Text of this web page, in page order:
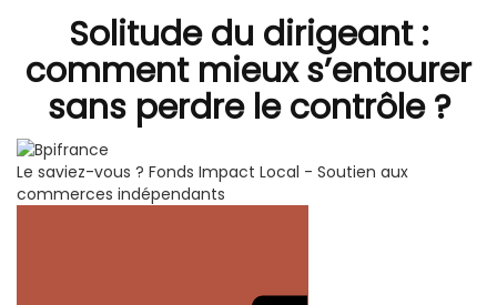
Solitude du dirigeant :
comment mieux s’entourer
sans perdre le contrôle ?
Le saviez-vous ? Fonds Impact Local - Soutien aux
commerces indépendants